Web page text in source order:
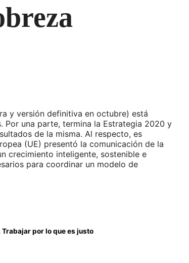
y versión definitiva en octubre) está
una parte, termina la Estrategia 2020 y
de la misma. Al respecto, es
(UE) presentó la comunicación de la
crecimiento inteligente, sostenible e
para coordinar un modelo de
por lo que es justo